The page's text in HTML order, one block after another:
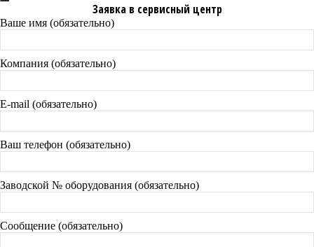
Заявка в сервисный центр
Ваше имя (обязательно)
Компания (обязательно)
E-mail (обязательно)
Ваш телефон (обязательно)
Заводской № оборудования (обязательно)
Сообщение (обязательно)